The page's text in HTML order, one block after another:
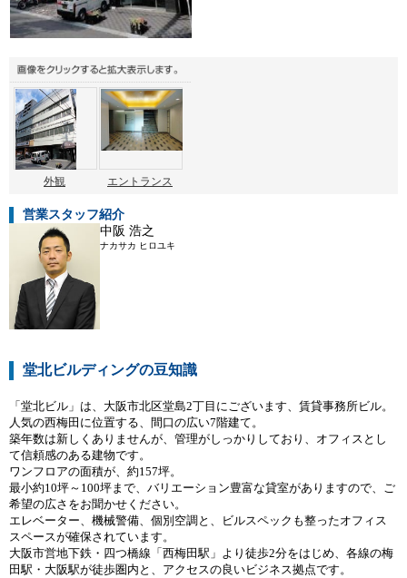
外観 エントランス
営業スタッフ紹介
中阪 浩之
ナカサカ ヒロユキ
堂北ビルディングの豆知識
「堂北ビル」は、大阪市北区堂島2丁目にございます、賃貸事務所ビル。
人気の西梅田に位置する、間口の広い7階建て。
築年数は新しくありませんが、管理がしっかりしており、オフィスとし
て信頼感のある建物です。
ワンフロアの面積が、約157坪。
最小約10坪～100坪まで、バリエーション豊富な貸室がありますので、ご
希望の広さをお聞かせください。
エレベーター、機械警備、個別空調と、ビルスペックも整ったオフィス
スペースが確保されています。
大阪市営地下鉄・四つ橋線「西梅田駅」より徒歩2分をはじめ、各線の梅
田駅・大阪駅が徒歩圏内と、アクセスの良いビジネス拠点です。